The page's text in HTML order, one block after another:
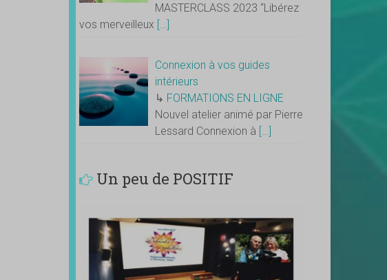
MASTERCLASS 2023 “Libérez
vos merveilleux […]
Connexion à vos guides
intérieurs
↳ FORMATIONS EN LIGNE
Nouvel atelier animé par Pierre
Lessard Connexion à […]
Un peu de POSITIF